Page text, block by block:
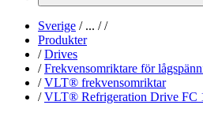
Sverige /... / /
Produkter
/ Drives
/ Frekvensomriktare för
/ VLT® frekvensomriktar
/ VLT® Refrigeration Drive FC